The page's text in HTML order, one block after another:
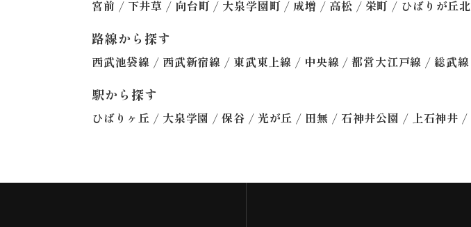
宮前 / 下井草 / 向台町 / 大泉学園町 / 成増 / 高松 / 栄町 / ひばりが丘北
路線から探す
西武池袋線 / 西武新宿線 / 東武東上線 / 中央線 / 都営大江戸線 / 総武線
駅から探す
ひばりヶ丘 / 大泉学園 / 保谷 / 光が丘 / 田無 / 石神井公園 / 上石神井 /